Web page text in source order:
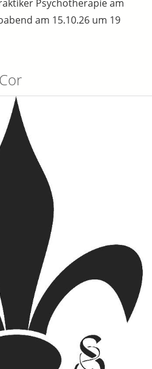
Psychotherapie am
am 15.10.26 um 19